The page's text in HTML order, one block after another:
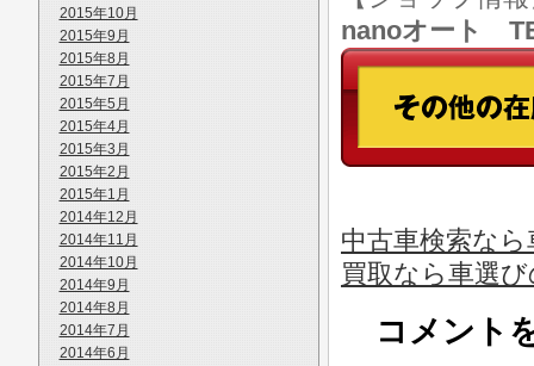
2015年10月
2015年9月
2015年8月
2015年7月
2015年5月
2015年4月
2015年3月
2015年2月
2015年1月
2014年12月
2014年11月
2014年10月
2014年9月
2014年8月
2014年7月
2014年6月
nanoオート
中古車検索な
買取なら車選
コメント